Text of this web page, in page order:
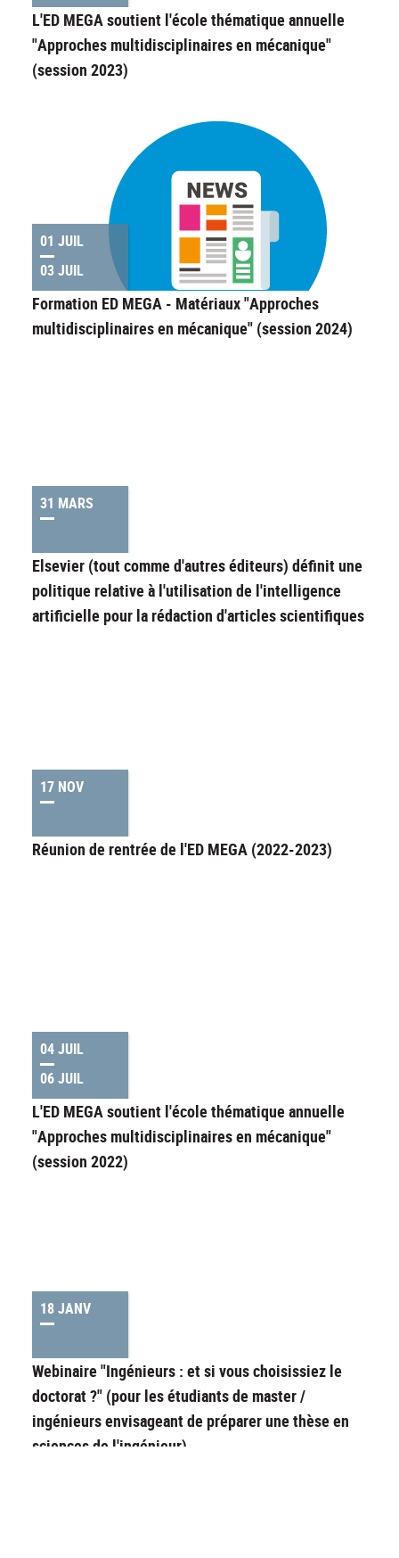
L'ED MEGA soutient l'école thématique annuelle
"Approches multidisciplinaires en mécanique"
(session 2023)
01 JUIL
03 JUIL
Formation ED MEGA - Matériaux "Approches
multidisciplinaires en mécanique" (session 2024)
31 MARS
Elsevier (tout comme d'autres éditeurs) définit une
politique relative à l'utilisation de l'intelligence
artificielle pour la rédaction d'articles scientifiques
17 NOV
Réunion de rentrée de l'ED MEGA (2022-2023)
04 JUIL
06 JUIL
L'ED MEGA soutient l'école thématique annuelle
"Approches multidisciplinaires en mécanique"
(session 2022)
18 JANV
Webinaire "Ingénieurs : et si vous choisissiez le
doctorat ?" (pour les étudiants de master /
ingénieurs envisageant de préparer une thèse en
sciences de l'ingénieur)